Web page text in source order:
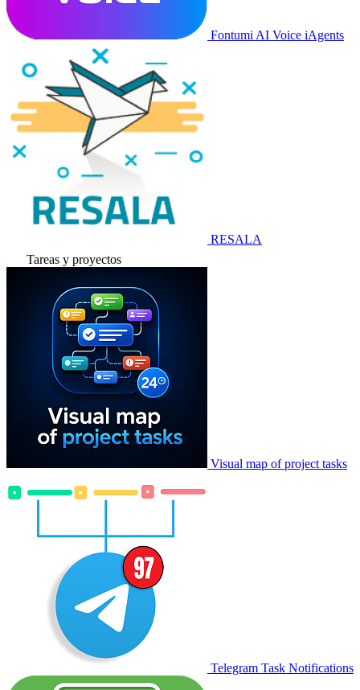
Fontumi AI Voice iAgents
RESALA
Tareas y proyectos
Visual map of project tasks
Telegram Task Notifications